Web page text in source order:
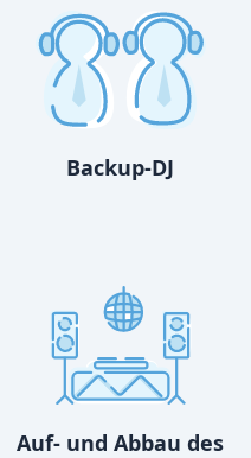
Backup-DJ
Auf- und Abbau des